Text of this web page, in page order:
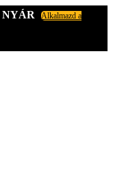
NYÁR
Alkalmazd a